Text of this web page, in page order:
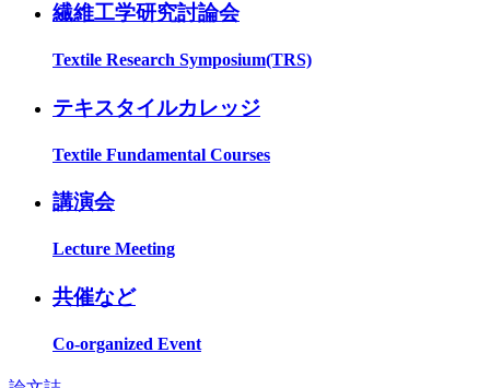
繊維工学研究討論会
Textile Research Symposium(TRS)
テキスタイルカレッジ
Textile Fundamental Courses
講演会
Lecture Meeting
共催など
Co-organized Event